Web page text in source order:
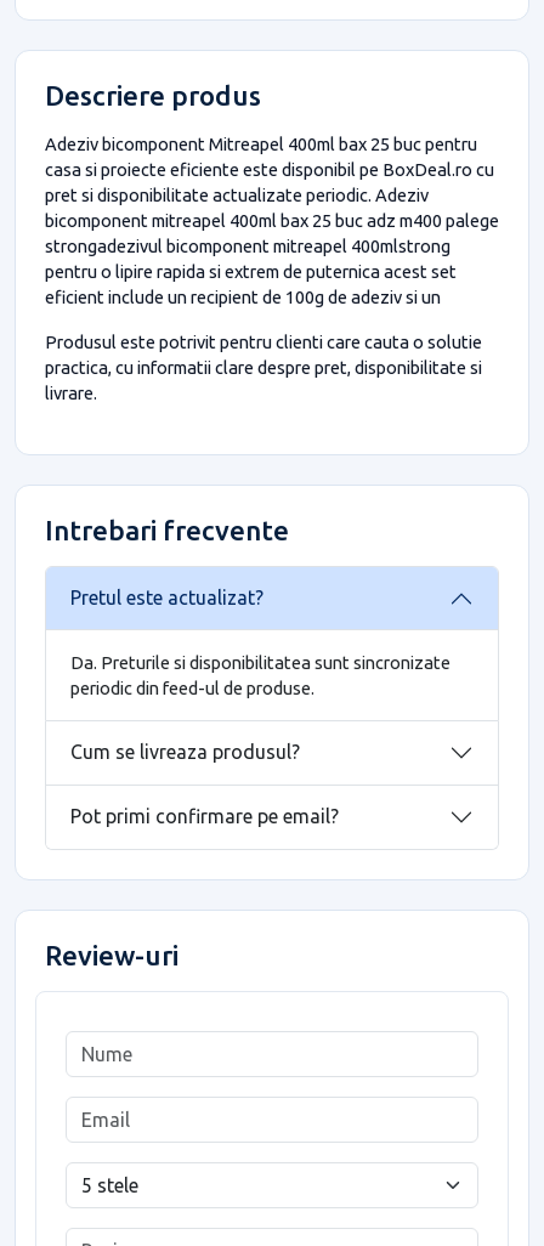
Descriere produs
Adeziv bicomponent Mitreapel 400ml bax 25 buc pentru
casa si proiecte eficiente este disponibil pe BoxDeal.ro cu
pret si disponibilitate actualizate periodic. Adeziv
bicomponent mitreapel 400ml bax 25 buc adz m400 palege
strongadezivul bicomponent mitreapel 400mlstrong
pentru o lipire rapida si extrem de puternica acest set
eficient include un recipient de 100g de adeziv si un
Produsul este potrivit pentru clienti care cauta o solutie
practica, cu informatii clare despre pret, disponibilitate si
livrare.
Intrebari frecvente
Pretul este actualizat?
Da. Preturile si disponibilitatea sunt sincronizate
periodic din feed-ul de produse.
Cum se livreaza produsul?
Pot primi confirmare pe email?
Review-uri